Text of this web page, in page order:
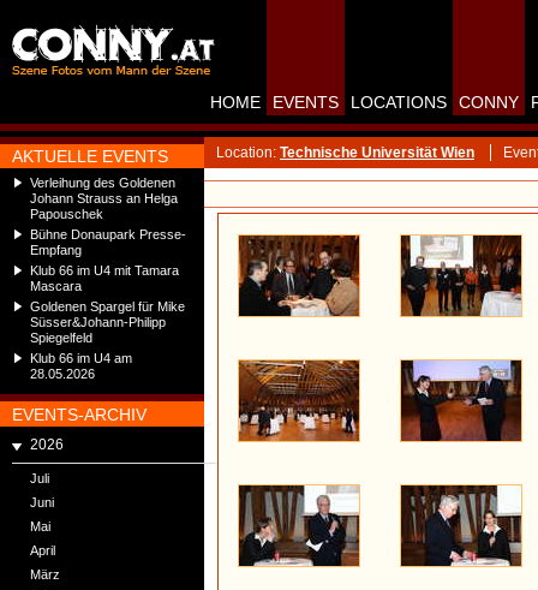
AKTUELLE EVENTS
Verleihung des Goldenen
Johann Strauss an Helga
Papouschek
Bühne Donaupark Presse-
Empfang
Klub 66 im U4 mit Tamara
Mascara
Goldenen Spargel für Mike
Süsser&Johann-Philipp
Spiegelfeld
Klub 66 im U4 am
28.05.2026
EVENTS-ARCHIV
2026
Juli
Juni
Mai
April
März
HOME EVENTS LOCATIONS CONNY
Location: Technische Universität Wien